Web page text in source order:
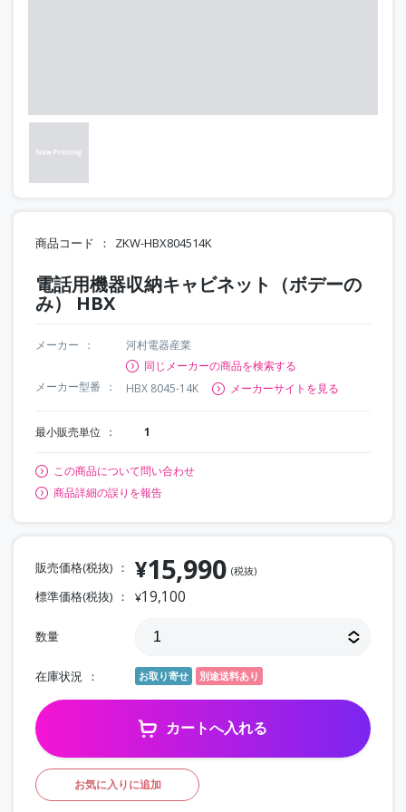
商品コード ZKW-HBX804514K
電話用機器収納キャビネット（ボデーの
み） HBX
メーカー
河村電器産業
同じメーカーの商品を検索する
メーカー型番
HBX 8045-14K メーカーサイトを見る
最小販売単位 1
この商品について問い合わせ
商品詳細の誤りを報告
販売価格(税抜) ¥15,990 (税抜)
標準価格(税抜) ¥19,100
数量
在庫状況 お取り寄せ 別途送料あり
カートへ入れる
お気に入りに追加